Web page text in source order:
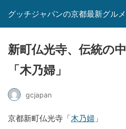
グッチジャパンの京都最新グルメ
新町仏光寺、伝統の
「木乃婦」
gcjapan
京都新町仏光寺「木乃婦 」